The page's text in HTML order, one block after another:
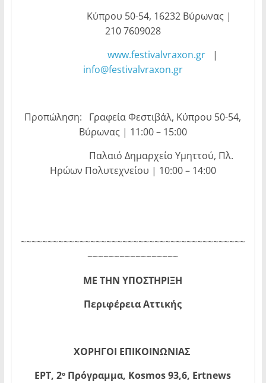
Κύπρου 50-54, 16232 Βύρωνας |
210 7609028
www.festivalvraxon.gr|
info@festivalvraxon.gr
Προπώληση: Γραφεία Φεστιβάλ, Κύπρου 50-54,
Βύρωνας | 11:00 – 15:00
Παλαιό Δημαρχείο Υμηττού, Πλ.
Ηρώων Πολυτεχνείου | 10:00 – 14:00
~~~~~~~~~~~~~~~~~~~~~~~~~~~~~~~~~~~~~~~~~~
~~~~~~~~~~~~~~~~~
ΜΕ ΤΗΝ ΥΠΟΣΤΗΡΙΞΗ
Περιφέρεια Αττικής
ΧΟΡΗΓΟΙ ΕΠΙΚΟΙΝΩΝΙΑΣ
ΕΡΤ, 2ο Πρόγραμμα, Kosmos93,6, Ertnews